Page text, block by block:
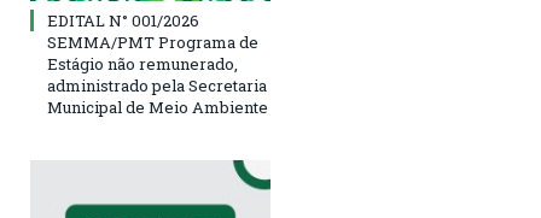
EDITAL N° 001/2026
SEMMA/PMT Programa de
Estágio não remunerado,
administrado pela Secretaria
Municipal de Meio Ambiente